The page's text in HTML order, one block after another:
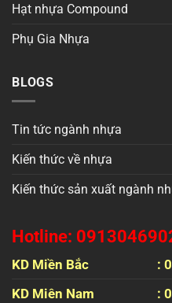
Hạt nhựa Compound
Phụ Gia Nhựa
BLOGS
Tin tức ngành nhựa
Kiến thức về nhựa
Kiến thức sản xuất ngành
Hotline:
KD Miền Bắc
:
KD Miên Nam
: